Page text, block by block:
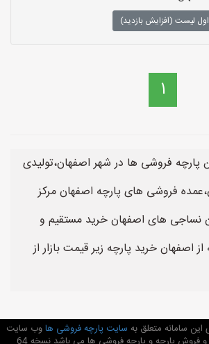
لیست (افزایش بازدید)
1
پارچه فروشی ها در شهر اصفهان،تولیدی
فروشی های پارچه اصفهان مرکز
های اصفهان خرید مستقیم و
اصفهان خرید پارچه زیر قیمت بازار از
سامانه متعلق به سایت پارچه فروشی هاوب سایت